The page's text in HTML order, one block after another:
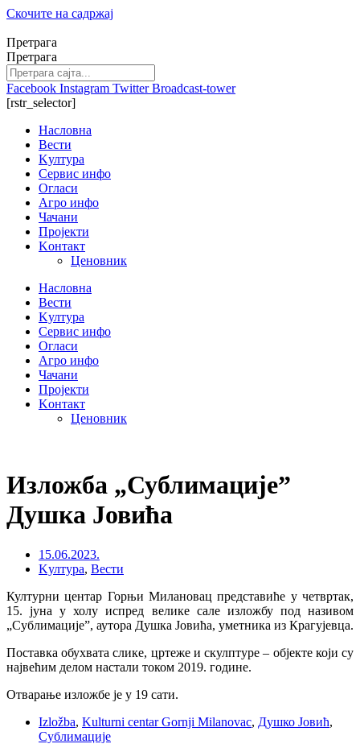
Скочите на садржај
Претрага
Претрага
Facebook Instagram Twitter Broadcast-tower
[rstr_selector]
Насловна
Вести
Kултура
Сервис инфо
Огласи
Агро инфо
Чачани
Пројекти
Kонтакт
Ценовник
Насловна
Вести
Kултура
Сервис инфо
Огласи
Агро инфо
Чачани
Пројекти
Kонтакт
Ценовник
Изложба „Сублимације”
Душка Јовића
15.06.2023.
Kултура, Вести
Културни центар Горњи Милановац представиће у четвртак,
15. јуна у холу испред велике сале изложбу под називом
„Сублимације”, аутора Душка Јовића, уметника из Крагујевца.
Поставка обухвата слике, цртеже и скулптуре – објекте који су
највећим делом настали током 2019. године.
Отварање изложбе је у 19 сати.
Izložba, Kulturni centar Gornji Milanovac, Душко Јовић,
Сублимације